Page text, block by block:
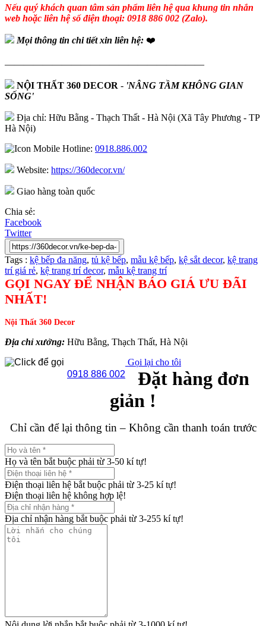
Nếu quý khách quan tâm sản phẩm liên hệ qua khung tin nhắn
web hoặc liên hệ số điện thoại: 0918 886 002 (Zalo).
Mọi thông tin chi tiết xin liên hệ: ❤️
—————————————————————
NỘI THẤT 360 DECOR - 'NÂNG TẦM KHÔNG GIAN
SỐNG'
Địa chỉ: Hữu Bằng - Thạch Thất - Hà Nội (Xã Tây Phương - TP
Hà Nội)
Hotline: 0918.886.002
Website: https://360decor.vn/
Giao hàng toàn quốc
Chia sẻ:
Facebook
Twitter
Tags : kệ bếp đa năng, tủ kệ bếp, mẫu kệ bếp, kệ sắt decor, kệ trang
trí giá rẻ, kệ trang trí decor, mẫu kệ trang trí
GỌI NGAY ĐỂ NHẬN BÁO GIÁ ƯU ĐÃI
NHẤT!
Nội Thất 360 Decor
Địa chỉ xưởng: Hữu Bằng, Thạch Thất, Hà Nội
0918 886 002
Gọi lại cho tôi
Đặt hàng đơn
giản !
Chỉ cần để lại thông tin – Không cần thanh toán trước
Họ và tên bắt buộc phải từ 3-50 kí tự!
Điện thoại liên hệ bắt buộc phải từ 3-25 kí tự!
Điện thoại liên hệ không hợp lệ!
Địa chỉ nhận hàng bắt buộc phải từ 3-255 kí tự!